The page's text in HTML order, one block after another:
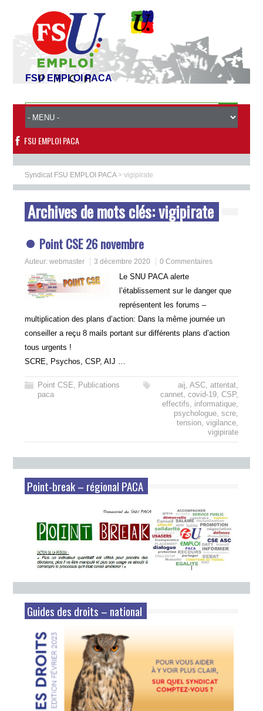
FSU EMPLOI PACA
FSU EMPLOI PACA
Syndicat FSU EMPLOI PACA>vigipirate
Archives de mots clés:vigipirate
Point CSE 26 novembre
Auteur:webmaster 3 décembre 2020 0 Commentaires
Le SNU PACA alerte
l’établissement sur le danger que
représentent les forums –
multiplication des plans d’action: Dans la même journée un
conseiller a reçu 8 mails portant sur différents plans d’action
tous urgents !
SCRE, Psychos, CSP, AIJ …
Point CSE, Publications
paca
aij, ASC, attentat,
cannet, covid-19, CSP,
effectifs, informatique,
psychologue, scre,
tension, vigilance,
vigipirate
Point-break – régional PACA
Guides des droits – national